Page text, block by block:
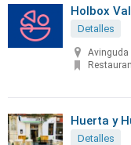
Holbox
Detalles
Avinguda
Huerta y
Detalles